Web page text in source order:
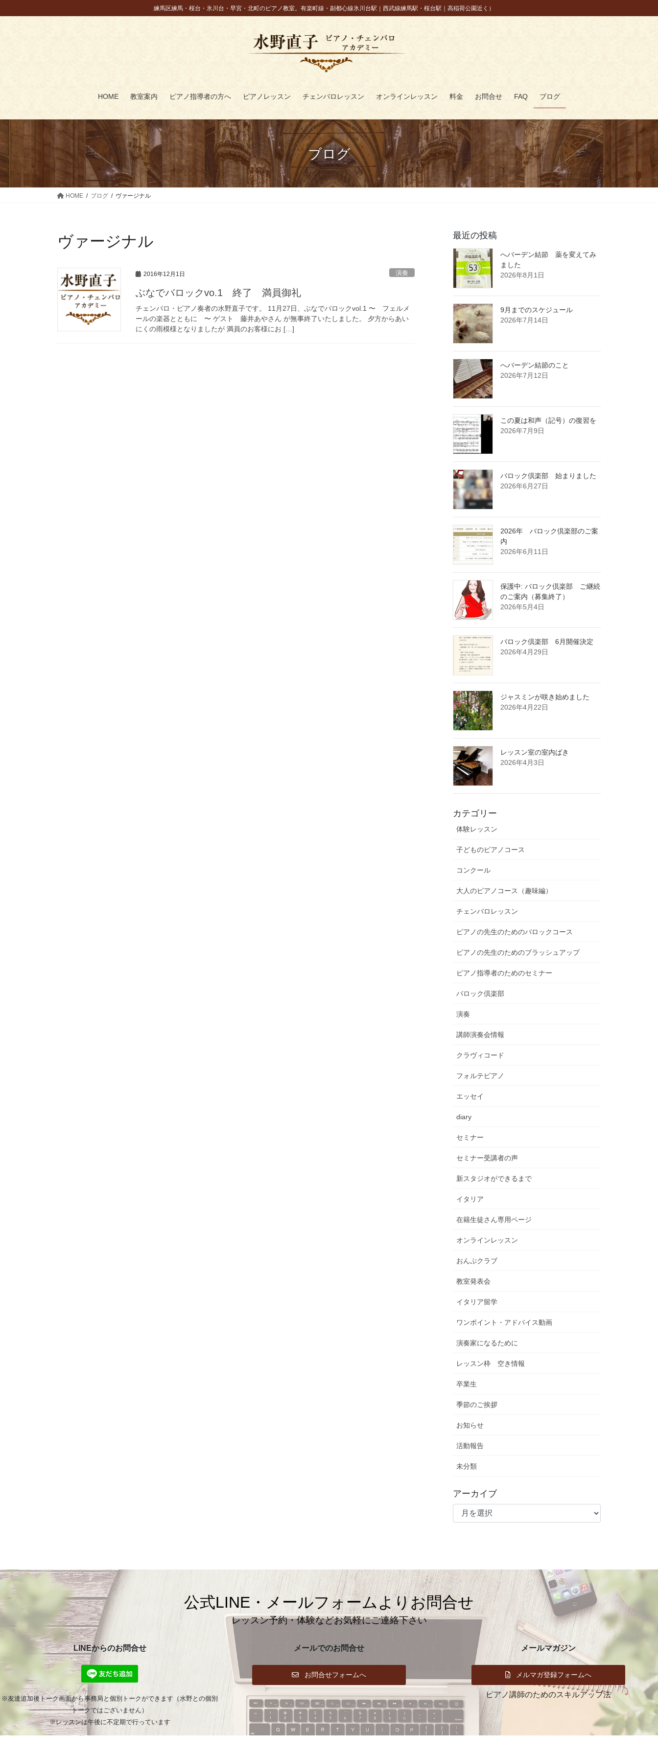
ン
ビ
練馬区練馬・桜台・氷川台・早宮・北町のピアノ教室。有楽町線・副都心線氷川台駅｜西武線練馬駅・桜台駅｜高稲荷公園近く）
HOME 教室案内 ピアノ指導者の方へ ピアノレッスン チェンバロレッスン オンラインレッスン 料金 お問合せ FAQ ブログ
ブログ
HOME ブログ ヴァージナル
ヴァージナル
2016年12月1日 演奏
ぶなでバロックvo.1 終了 満員御礼
チェンバロ・ピアノ奏者の水野直子です。 11月27日、ぶなでバロックvol.1 〜 フェルメ
ールの楽器とともに 〜 ゲスト 藤井あやさん が無事終了いたしました。 夕方からあい
にくの雨模様となりましたが 満員のお客様にお […]
最近の投稿
へバーデン結節 薬を変えてみ
ました
2026年8月1日
9月までのスケジュール
2026年7月14日
へバーデン結節のこと
2026年7月12日
この夏は和声（記号）の復習を
2026年7月9日
バロック倶楽部 始まりました
2026年6月27日
2026年 バロック倶楽部のご案
内
2026年6月11日
保護中: バロック倶楽部 ご継続
のご案内（募集終了）
2026年5月4日
バロック倶楽部 6月開催決定
2026年4月29日
ジャスミンが咲き始めました
2026年4月22日
レッスン室の室内ばき
2026年4月3日
カテゴリー
体験レッスン
子どものピアノコース
コンクール
大人のピアノコース（趣味編）
チェンバロレッスン
ピアノの先生のためのバロックコース
ピアノの先生のためのブラッシュアップ
ピアノ指導者のためのセミナー
バロック倶楽部
演奏
講師演奏会情報
クラヴィコード
フォルテピアノ
エッセイ
diary
セミナー
セミナー受講者の声
新スタジオができるまで
イタリア
在籍生徒さん専用ページ
オンラインレッスン
おんぷクラブ
教室発表会
イタリア留学
ワンポイント・アドバイス動画
演奏家になるために
レッスン枠 空き情報
卒業生
季節のご挨拶
お知らせ
活動報告
未分類
アーカイブ
ア
公式LINE・メールフォームよりお問合せ
レッスン予約・体験などお気軽にご連絡下さい
LINEからのお問合せ
※友達追加後トーク画面から事務局と個別トークができます（水野との個別
トークではございません）
※レッスンは午後に不定期で行っています
メールでのお問合せ
お問合せフォームへ
メールマガジン
メルマガ登録フォームへ
ピアノ講師のためのスキルアップ法